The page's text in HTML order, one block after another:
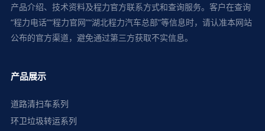
产品介绍、技术资料及程力官方联系方式和查询服务。客户在查询
“程力电话”“程力官网”“湖北程力汽车总部”等信息时，请认准本网站
公布的官方渠道，避免通过第三方获取不实信息。
产品展示
道路清扫车系列
环卫垃圾转运系列